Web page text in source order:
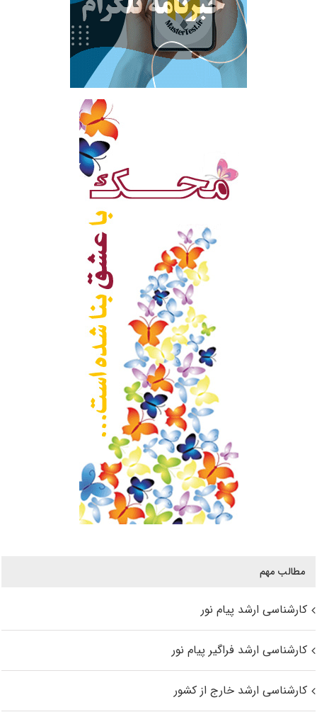
مطالب مهم
کارشناسی ارشد پیام نور
کارشناسی ارشد فراگیر پیام نور
کارشناسی ارشد خارج از کشور